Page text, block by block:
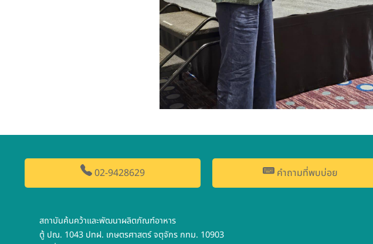
02-9428629 คำถามที่พบบ่อย
สถาบันค้นคว้าและพัฒนาผลิตภัณฑ์อาหาร
ตู้ ปณ. 1043 ปทฝ. เกษตรศาสตร์ จตุจักร กทม. 10903